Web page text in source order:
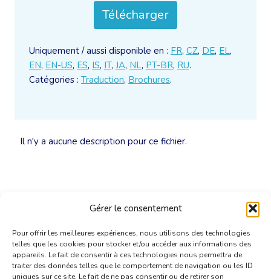
Gérer le consentement
Pour offrir les meilleures expériences, nous utilisons des technologies
telles que les cookies pour stocker et/ou accéder aux informations des
appareils. Le fait de consentir à ces technologies nous permettra de
traiter des données telles que le comportement de navigation ou les ID
uniques sur ce site. Le fait de ne pas consentir ou de retirer son
Il n'y a aucune description pour ce fichier.
Télécharger
Uniquement / aussi disponible en : FR, CZ, DE, EL,
EN, EN-US, ES, IS, IT, JA, NL, PT-BR, RU.
Catégories : Traduction, Brochures.